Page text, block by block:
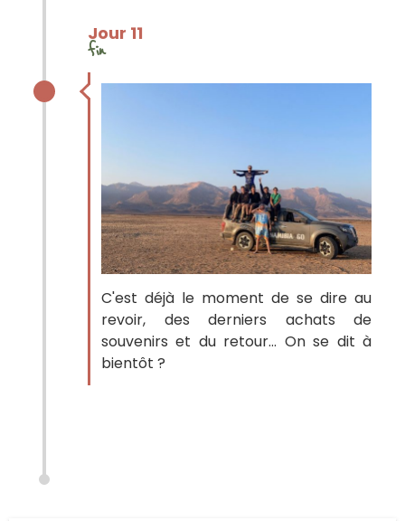
Jour 11
fin
C'est déjà le moment de se dire au
revoir, des derniers achats de
souvenirs et du retour... On se dit à
bientôt ?